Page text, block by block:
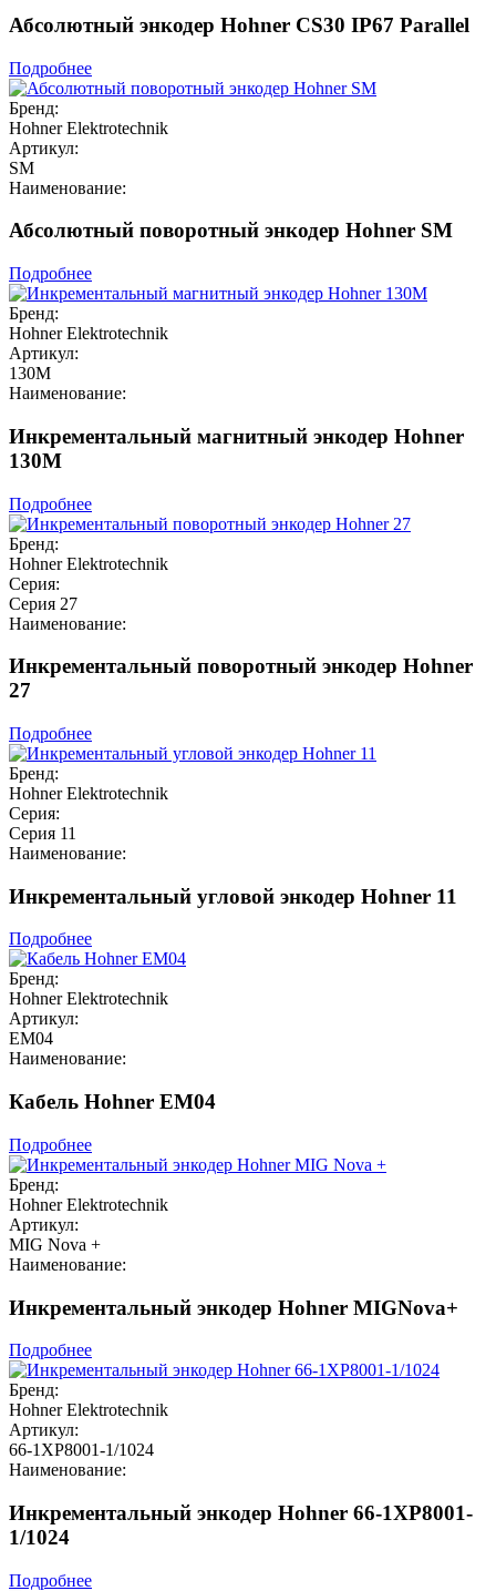
Абсолютный энкодер Hohner CS30 IP67 Parallel
Подробнее
Бренд:
Hohner Elektrotechnik
Артикул:
SM
Наименование:
Абсолютный поворотный энкодер Hohner SM
Подробнее
Бренд:
Hohner Elektrotechnik
Артикул:
130M
Наименование:
Инкрементальный магнитный энкодер Hohner
130M
Подробнее
Бренд:
Hohner Elektrotechnik
Серия:
Серия 27
Наименование:
Инкрементальный поворотный энкодер Hohner
27
Подробнее
Бренд:
Hohner Elektrotechnik
Серия:
Серия 11
Наименование:
Инкрементальный угловой энкодер Hohner 11
Подробнее
Бренд:
Hohner Elektrotechnik
Артикул:
EM04
Наименование:
Кабель Hohner EM04
Подробнее
Бренд:
Hohner Elektrotechnik
Артикул:
MIG Nova +
Наименование:
Инкрементальный энкодер Hohner MIGNova+
Подробнее
Бренд:
Hohner Elektrotechnik
Артикул:
66-1XP8001-1/1024
Наименование:
Инкрементальный энкодер Hohner 66-1XP8001-
1/1024
Подробнее